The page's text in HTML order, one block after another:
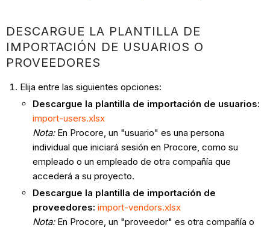
DESCARGUE LA PLANTILLA DE
IMPORTACIÓN DE USUARIOS O
PROVEEDORES
Elija entre las siguientes opciones:
Descargue la plantilla de importación de usuarios:
import-users.xlsx
Nota: En Procore, un "usuario" es una persona
individual que iniciará sesión en Procore, como su
empleado o un empleado de otra compañía que
accederá a su proyecto.
Descargue la plantilla de importación de
proveedores: import-vendors.xlsx
Nota: En Procore, un "proveedor" es otra compañía o